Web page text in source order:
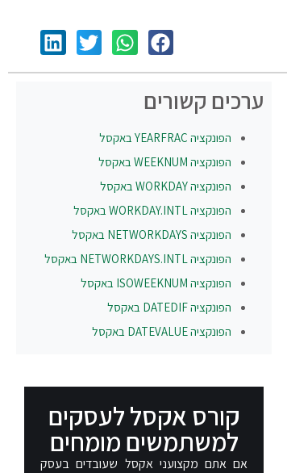
ערכים קשורים
הפונקציה YEARFRACבאקסל
הפונקציה WEEKNUMבאקסל
הפונקציהWORKDAYבאקסל
הפונקציה WORKDAY.INTLבאקסל
הפונקציה NETWORKDAYS באקסל
הפונקציה NETWORKDAYS.INTL באקסל
הפונקציה ISOWEEKNUM באקסל
הפונקציהDATEDIF באקסל
הפונקציהDATEVALUE באקסל
קורס אקסל לעסקים
למשתמשים מומחים
אם אתם מקצועני אקסל שעובדים בעסק